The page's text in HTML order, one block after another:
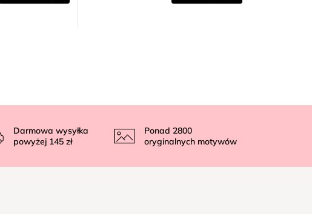
Darmowa wysyłka
powyżej 145 zł
Ponad 2800
oryginalnych motywów